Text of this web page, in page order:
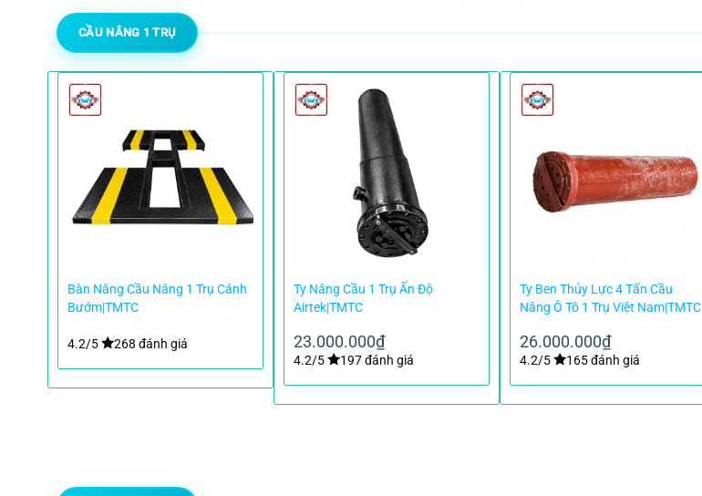
CẦU NÂNG 1 TRỤ
Bàn Nâng Cầu Nâng 1 Trụ Cánh
Bướm|TMTC
4.2/5 268 đánh giá
Ty Nâng Cầu 1 Trụ Ấn Độ
Airtek|TMTC
23.000.000₫
4.2/5 197 đánh giá
Ty Ben Thủy Lực 4 Tấn Cầu
Nâng Ô Tô 1 Trụ Việt Nam|TMTC
26.000.000₫
4.2/5 165 đánh giá